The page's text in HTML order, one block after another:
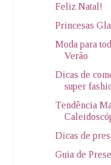
Feliz Natal!
Princesas
Moda para
Verão
Dicas de
super
Tendência
Dicas de
Guia de